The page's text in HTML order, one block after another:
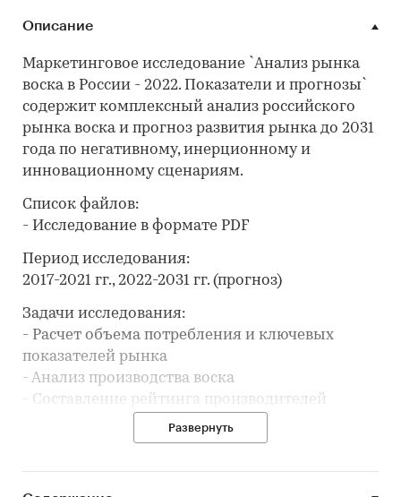
Описание
Маркетинговое исследование `Анализ рынка
воска в России - 2022. Показатели и прогнозы`
содержит комплексный анализ российского
рынка воска и прогноз развития рынка до 2031
года по негативному, инерционному и
инновационному сценариям.
Список файлов:
- Исследование в формате PDF
Период исследования:
2017-2021 гг., 2022-2031 гг. (прогноз)
Задачи исследования:
- Расчет объема потребления и ключевых
показателей рынка
- Анализ производства воска
- Составление рейтинга производителей
- Анализ импорта и экспорта
- Формирование прогноза развития рынка
В разделе `Производство` рассмотрены виды:
Развернуть